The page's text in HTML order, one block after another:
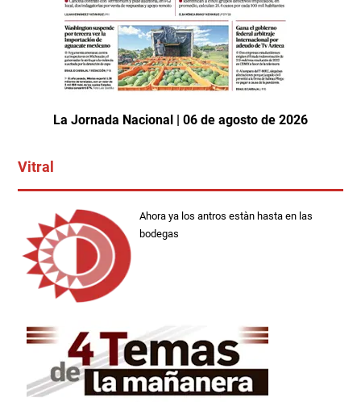
La Jornada Nacional | 06 de agosto de 2026
Vitral
Ahora ya los antros estàn hasta en las
bodegas